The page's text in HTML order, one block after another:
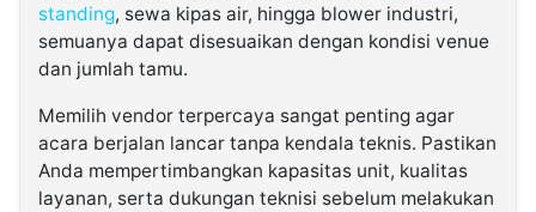
standing, sewa kipas air, hingga blower industri,
semuanya dapat disesuaikan dengan kondisi venue
dan jumlah tamu.
Memilih vendor terpercaya sangat penting agar
acara berjalan lancar tanpa kendala teknis. Pastikan
Anda mempertimbangkan kapasitas unit, kualitas
layanan, serta dukungan teknisi sebelum melakukan